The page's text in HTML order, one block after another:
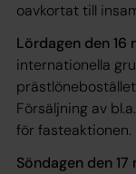
oavkortat till
Lördagen den 16
internationella
Försäljning av
för fasteaktionen.
Söndagen den 17